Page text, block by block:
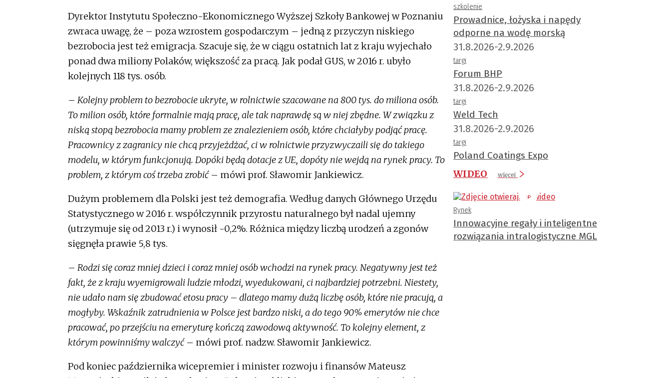
Dyrektor Instytutu Społeczno-Ekonomicznego Wyższej Szkoły Bankowej w Poznaniu
zwraca uwagę, że – poza wzrostem gospodarczym – jedną z przyczyn niskiego
bezrobocia jest też emigracja. Szacuje się, że w ciągu ostatnich lat z kraju wyjechało
ponad dwa miliony Polaków, większość za pracą. Jak podał GUS, w 2016 r. ubyło
kolejnych 118 tys. osób.
– Kolejny problem to bezrobocie ukryte, w rolnictwie szacowane na 800 tys. do miliona osób.
To milion osób, które formalnie mają pracę, ale tak naprawdę są w niej zbędne. W związku z
niską stopą bezrobocia mamy problem ze znalezieniem osób, które chciałyby podjąć pracę.
Pracownicy z zagranicy nie chcą przyjeżdżać, ci w rolnictwie przyzwyczaili się do takiego
modelu, w którym funkcjonują. Dopóki będą dotacje z UE, dopóty nie wejdą na rynek pracy. To
problem, z którym coś trzeba zrobić– mówi prof. Sławomir Jankiewicz.
Dużym problemem dla Polski jest też demografia. Według danych Głównego Urzędu
Statystycznego w 2016 r. współczynnik przyrostu naturalnego był nadal ujemny
(utrzymuje się od 2013 r.) i wynosił -0,2%. Różnica między liczbą urodzeń a zgonów
sięgnęła prawie 5,8 tys.
– Rodzi się coraz mniej dzieci i coraz mniej osób wchodzi na rynek pracy. Negatywny jest też
fakt, że z kraju wyemigrowali ludzie młodzi, wyedukowani, ci najbardziej potrzebni. Niestety,
nie udało nam się zbudować etosu pracy – dlatego mamy dużą liczbę osób, które nie pracują, a
mogłyby. Wskaźnik zatrudnienia w Polsce jest bardzo niski, a do tego 90% emerytów nie chce
pracować, po przejściu na emeryturę kończą zawodową aktywność. To kolejny element, z
którym powinniśmy walczyć– mówi prof. nadzw. Sławomir Jankiewicz.
Pod koniec października wicepremier i minister rozwoju i finansów Mateusz
szkolenie
Prowadnice, łożyska i napędy
odporne na wodę morską
31.8.2026-2.9.2026
targi
Forum BHP
31.8.2026-2.9.2026
targi
Weld Tech
31.8.2026-2.9.2026
targi
Poland Coatings Expo
WIDEO
więcej
Rynek
Innowacyjne regały i inteligentne
rozwiązania intralogistyczne MGL